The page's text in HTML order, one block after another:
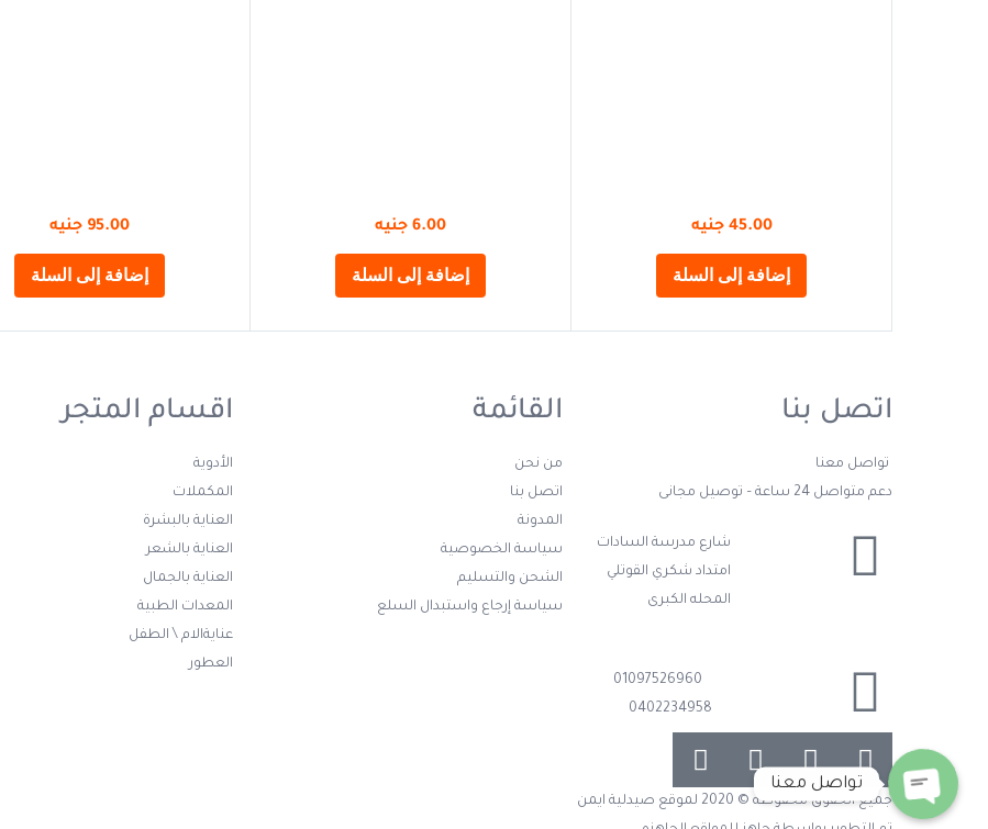
45.00 جنيه
إضافة إلى السلة
6.00 جنيه
إضافة إلى السلة
95.00 جنيه
إضافة إلى السلة
اتصل بنا
تواصل معنا
دعم متواصل 24 ساعة – توصيل مجانى
شارع مدرسة السادات
امتداد شكري القوتلي
المحله الكبرى
01097526960
0402234958
القائمة
من نحن
اتصل بنا
المدونة
سياسة الخصوصية
الشحن والتسليم
سياسة إرجاع واستبدال السلع
اقسام المتجر
الأدوية
المكملات
العناية بالبشرة
العناية بالشعر
العناية بالجمال
المعدات الطبية
عنايةالام \ الطفل
العطور
جميع الحقوق محفوظة © 2020 لموقع صيدلية ايمن
تواصل معنا